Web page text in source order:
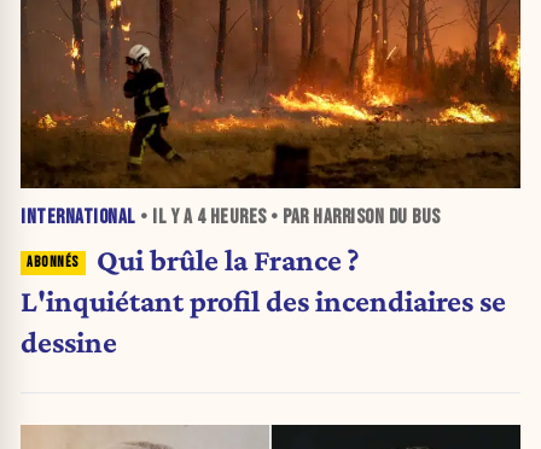
INTERNATIONAL • IL Y A 4 HEURES• PAR HARRISON DU BUS
Qui brûle la France ?
L'inquiétant profil des incendiaires se
dessine